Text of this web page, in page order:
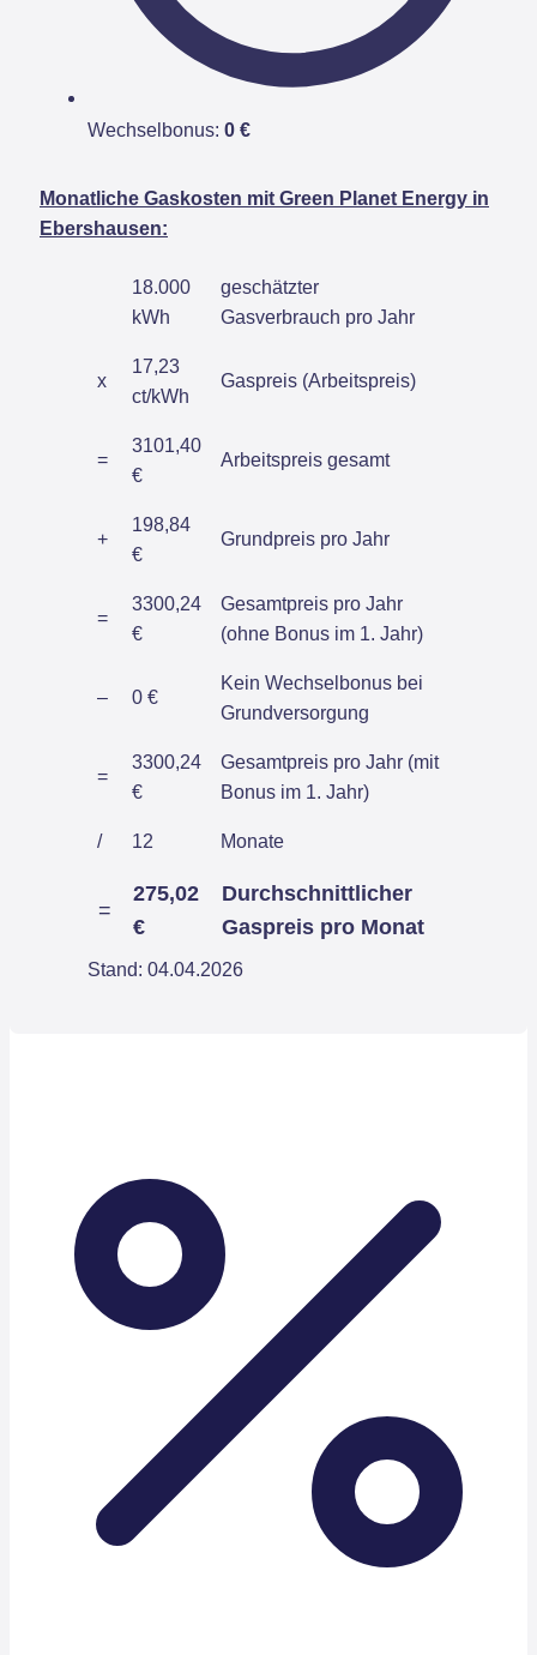
Wechselbonus: 0 €
Monatliche Gaskosten mit Green Planet Energy in
Ebershausen:
18.000
kWh
geschätzter
Gasverbrauch pro Jahr
x
17,23
ct/kWh
Gaspreis (Arbeitspreis)
=
3101,40
€
Arbeitspreis gesamt
+
198,84
€
Grundpreis pro Jahr
=
3300,24
€
Gesamtpreis pro Jahr
(ohne Bonus im 1. Jahr)
– 0 €
Kein Wechselbonus bei
Grundversorgung
=
3300,24
€
Gesamtpreis pro Jahr (mit
Bonus im 1. Jahr)
/ 12 Monate
=
275,02
€
Durchschnittlicher
Gaspreis pro Monat
Stand: 04.04.2026